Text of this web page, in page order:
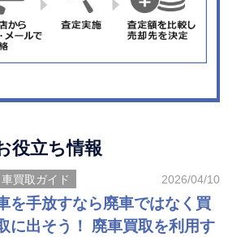
役立ち情報
車買取ガイド 2026/04/10
を手放すなら廃車ではなく買
に出そう！ 廃車買取を利用す